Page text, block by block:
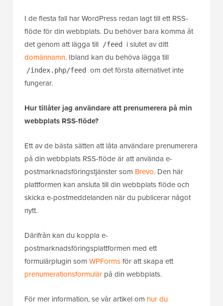
I de flesta fall har WordPress redan lagt till ett RSS-
flöde för din webbplats. Du behöver bara komma åt
det genom att lägga till /feed
i slutet av ditt
domännamn. Ibland kan du behöva lägga till
/index.php/feed
om det första alternativet inte
fungerar.
Hur tillåter jag användare att prenumerera på min
webbplats RSS-flöde?
Ett av de bästa sätten att låta användare prenumerera
på din webbplats RSS-flöde är att använda e-
postmarknadsföringstjänster som Brevo. Den här
plattformen kan ansluta till din webbplats flöde och
skicka e-postmeddelanden när du publicerar något
nytt.
Därifrån kan du koppla e-
postmarknadsföringsplattformen med ett
formulärplugin som WPFormsför att skapa ett
prenumerationsformulär på din webbplats.
För mer information, se vår artikel om hur du